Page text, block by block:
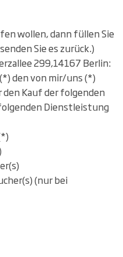
wollen, dann füllen Sie
Sie es zurück.)
299,14167 Berlin:
den von mir/uns (*)
Kauf der folgenden
Dienstleistung
(nur bei